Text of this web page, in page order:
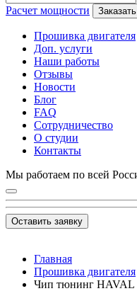
Расчет мощности
Прошивка двигателя
Доп. услуги
Наши работы
Отзывы
Новости
Блог
FAQ
Сотрудничество
О студии
Контакты
Мы работаем по всей
Оставить заявку
Главная
Прошивка двигателя
Чип тюнинг HAVAL